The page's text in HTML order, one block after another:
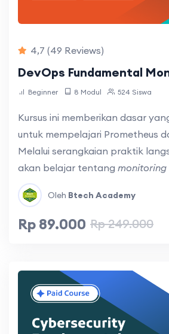
4,7 (49 Reviews)
Beginner 8 Modul 524 Siswa
Kursus ini memberikan dasar
untuk mempelajari Prometheus
Melalui serangkaian praktik
akan belajar tentang monitoring
log, dan penggunaan Elastic
Prometheus untukmonitoring
performa aplikasi dan
Oleh Btech Academy
Rp 89.000 Rp 249.000